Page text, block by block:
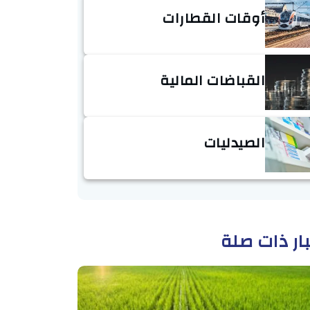
أوقات القطارات
القباضات المالية
الصيدليات
ذات صلة